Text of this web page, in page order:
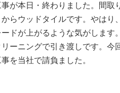
が本日・終わりました。間取
らウッドタイルです。やはり
ドが上がるような気がします
ーニングで引き渡しです。今
を当社で請負ました。